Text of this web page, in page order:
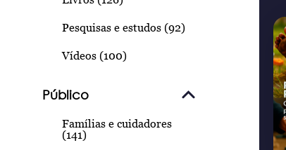
Pesquisas e estudos (92)
Vídeos (100)
Público
Famílias e cuidadores
(141)